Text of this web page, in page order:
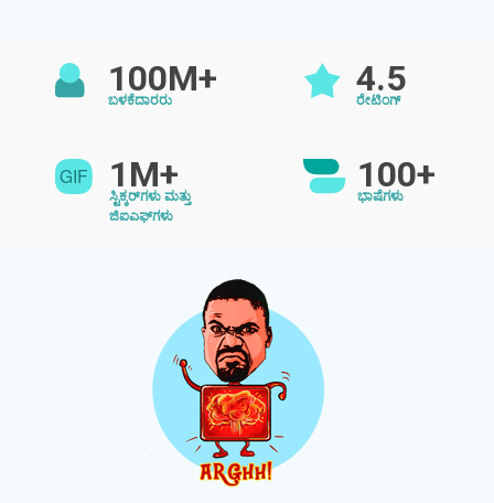
100M+
ಬಳಕೆದಾರರು
4.5
ರೇಟಿಂಗ್
1M+
ಸ್ಟಿಕ್ಕರ್‌ಗಳು ಮತ್ತು
ಜಿಐಎಫ್‌ಗಳು
100+
ಭಾಷೆಗಳು